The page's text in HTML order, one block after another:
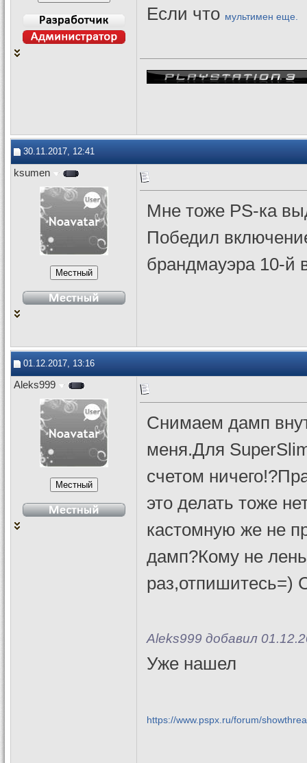
Если что мультимен еще.
30.11.2017, 12:41
ksumen
Мне тоже PS-ка
Победил
брандмауэра 10-й
01.12.2017, 13:16
Aleks999
Снимаем дамп
меня.Для
счетом
это делать тоже
кастомную же не
дамп?Кому не
раз,отпишитесь=)
Aleks999 добавил
Уже нашел
https://www.pspx.ru/forum/